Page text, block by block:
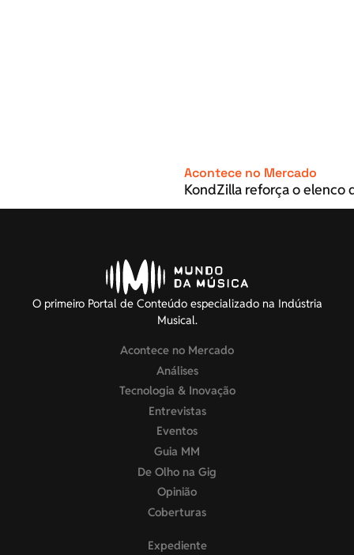
Acontece no Mercado
KondZilla reforça o elenco
O primeiro Portal de Conteúdo especializado na Indústria
Musical.
Acontece no Mercado
Análises
Tecnologia & Inovação
Entrevistas
Eventos
Guia MM
De Olho na Gig
Opinião
Coberturas
Expediente